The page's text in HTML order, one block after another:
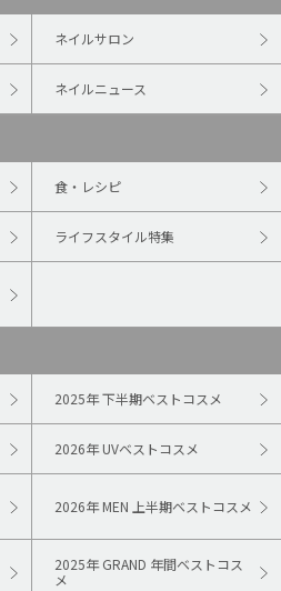
ネイルサロン
ネイルニュース
食・レシピ
ライフスタイル特集
2025年 下半期ベストコスメ
2026年 UVベストコスメ
2026年 MEN 上半期ベストコスメ
2025年 GRAND 年間ベストコス
メ